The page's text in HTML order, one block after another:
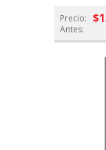
Precio:
Antes: